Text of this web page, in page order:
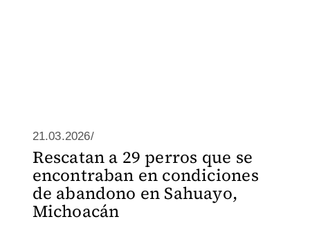
21.03.2026/
Rescatan a 29 perros que se
encontraban en condiciones
de abandono en Sahuayo,
Michoacán